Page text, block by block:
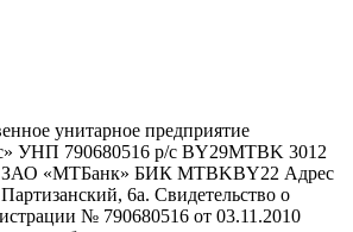
унитарное предприятие
УНП 790680516 р/с BY29MTBK 3012
ЗАО «МТБанк» БИК MTBKBY22 Адрес
6а. Свидетельство о
№ 790680516 от 03.11.2010